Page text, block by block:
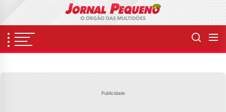
content
Publicidade